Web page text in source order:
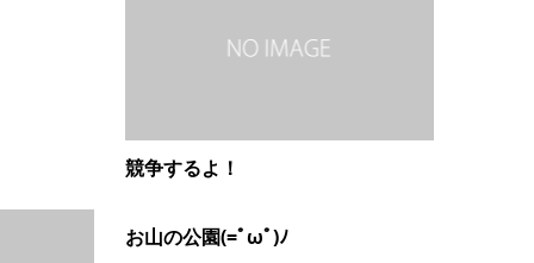
競争するよ！
お山の公園(=ﾟωﾟ)ﾉ